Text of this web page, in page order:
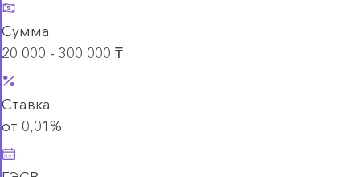
Сумма
20 000 - 300 000 ₸
Ставка
от 0,01%